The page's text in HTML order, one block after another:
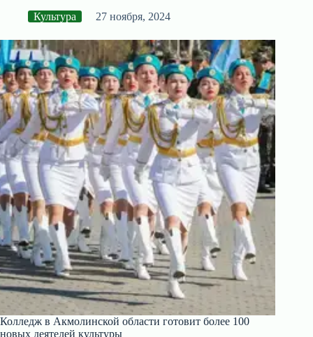
Культура 27 ноября, 2024
Колледж в Акмолинской области готовит более 100
новых деятелей культуры